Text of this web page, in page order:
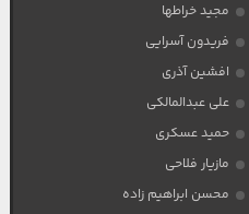
مجید خراطها
فریدون آسرایی
افشین آذری
علی عبدالمالکی
حمید عسکری
مازیار فلاحی
محسن ابراهیم زاده